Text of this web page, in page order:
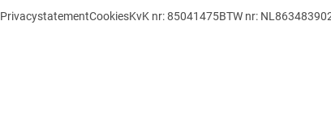
PrivacystatementCookiesKvK nr: 85041475BTW nr: